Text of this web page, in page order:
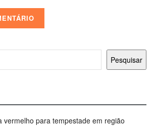
Pesquisar
vermelho para tempestade em região